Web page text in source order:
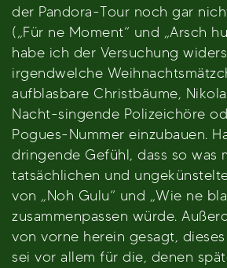
der Pandora-Tour noch gar
(„Für ne Moment“ und „Arsch
habe ich der Versuchung
irgendwelche
aufblasbare Christbäume,
Nacht-singende Polizeichöre
Pogues-Nummer einzubauen.
dringende Gefühl, dass so was
tatsächlichen und
von „Noh Gulu“ und „Wie ne
zusammenpassen würde.
von vorne herein gesagt,
sei vor allem für die, denen